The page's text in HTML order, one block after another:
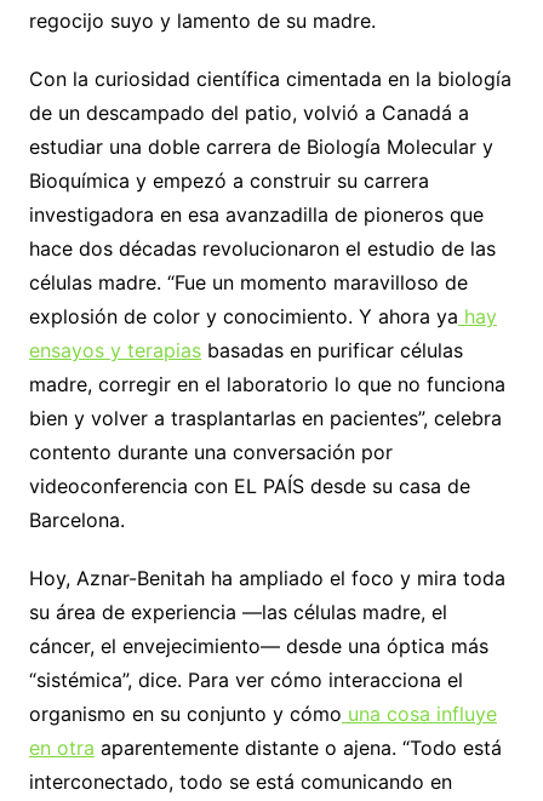
regocijo suyo y lamento de su madre.
Con la curiosidad científica cimentada en la biología
de un descampado del patio, volvió a Canadá a
estudiar una doble carrera de Biología Molecular y
Bioquímica y empezó a construir su carrera
investigadora en esa avanzadilla de pioneros que
hace dos décadas revolucionaron el estudio de las
células madre. “Fue un momento maravilloso de
explosión de color y conocimiento. Y ahora ya hay
ensayos y terapiasbasadas en purificar células
madre, corregir en el laboratorio lo que no funciona
bien y volver a trasplantarlas en pacientes”, celebra
contento durante una conversación por
videoconferencia con EL PAÍS desde su casa de
Barcelona.
Hoy, Aznar-Benitah ha ampliado el foco y mira toda
su área de experiencia —las células madre, el
cáncer, el envejecimiento— desde una óptica más
“sistémica”, dice. Para ver cómo interacciona el
organismo en su conjunto y cómo una cosa influye
en otra aparentemente distante o ajena. “Todo está
interconectado, todo se está comunicando en